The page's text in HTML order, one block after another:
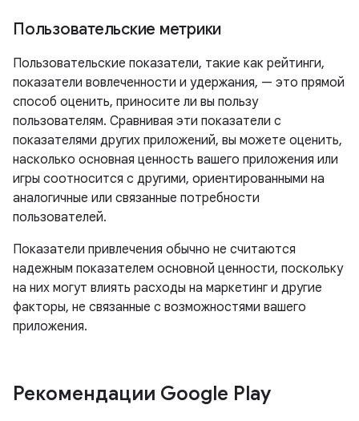
Пользовательские метрики
Пользовательские показатели, такие как рейтинги,
показатели вовлеченности и удержания, — это прямой
способ оценить, приносите ли вы пользу
пользователям. Сравнивая эти показатели с
показателями других приложений, вы можете оценить,
насколько основная ценность вашего приложения или
игры соотносится с другими, ориентированными на
аналогичные или связанные потребности
пользователей.
Показатели привлечения обычно не считаются
надежным показателем основной ценности, поскольку
на них могут влиять расходы на маркетинг и другие
факторы, не связанные с возможностями вашего
приложения.
Рекомендации Google Play